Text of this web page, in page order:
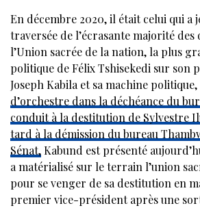
En décembre 2020, il était celui qui a
traversée de l’écrasante majorité des
l’Union sacrée de la nation, la plus
politique de Félix Tshisekedi sur son
Joseph Kabila et sa machine politique,
d’orchestre dans la déchéance du
conduit à la destitution de Sylvestre
tard à la démission du bureau
Sénat,Kabund est présenté
a matérialisé sur le terrain l’union
pour se venger de sa destitution en
premier vice-président après une